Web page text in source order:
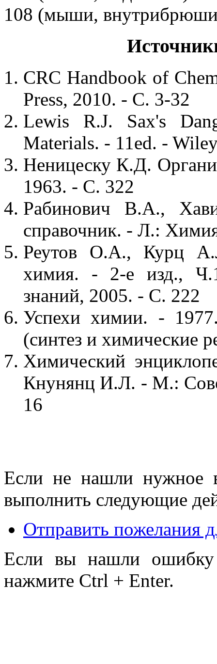
108 (мыши,
CRC Handbook of
Press, 2010. - С. 3-32
Lewis R.J. Sax's
Materials. - 11ed. -
Неницеску К.Д.
1963. - С. 322
Рабинович В.А.,
справочник. - Л.:
Реутов О.А., Курц
химия. - 2-е изд.,
знаний, 2005. - С. 222
Успехи химии. -
(синтез и химические
Химический
Кнунянц И.Л. - М.:
16
Если не нашли нужное
выполнить следующие
Отправить пожелания
Если вы нашли ошибку
нажмите Ctrl + Enter.